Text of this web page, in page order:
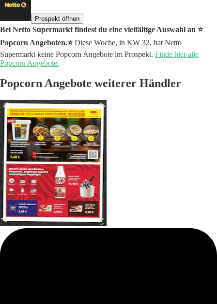
Prospekt öffnen
Bei Netto Supermarkt findest du eine vielfältige Auswahl an ⭐️
Popcorn Angeboten.⭐️Diese Woche, in KW 32, hat Netto
Supermarkt keine Popcorn Angebote im Prospekt. Finde hier alle
Popcorn Angebote.
Popcorn Angebote weiterer Händler